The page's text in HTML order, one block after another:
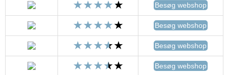
Besøg webshop
Besøg webshop
Besøg webshop
Besøg webshop